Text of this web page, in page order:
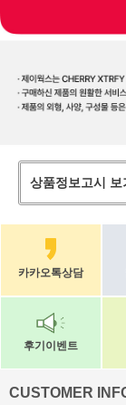
상품정보고시 보
카카오톡상담
후기이벤트
CUSTOMER